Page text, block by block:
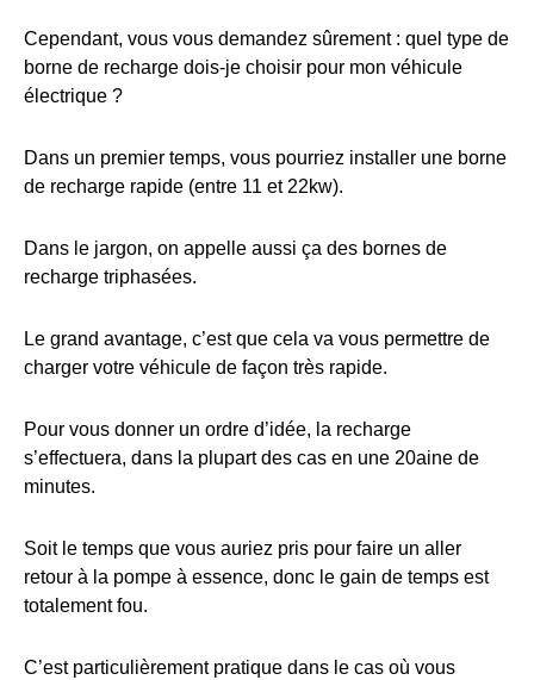
Cependant, vous vous demandez sûrement : quel type de
borne de recharge dois-je choisir pour mon véhicule
électrique ?
Dans un premier temps, vous pourriez installer une borne
de recharge rapide (entre 11 et 22kw).
Dans le jargon, on appelle aussi ça des bornes de
recharge triphasées.
Le grand avantage, c’est que cela va vous permettre de
charger votre véhicule de façon très rapide.
Pour vous donner un ordre d’idée, la recharge
s’effectuera, dans la plupart des cas en une 20aine de
minutes.
Soit le temps que vous auriez pris pour faire un aller
retour à la pompe à essence, donc le gain de temps est
totalement fou.
C’est particulièrement pratique dans le cas où vous